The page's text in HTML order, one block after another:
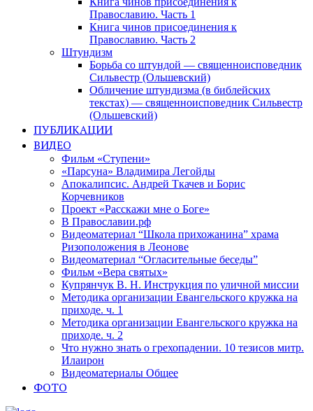
Православию. Часть 1
Книга чинов присоединения к
Православию. Часть 2
Штундизм
Борьба со штундой — священноисповедник
Сильвестр (Ольшевский)
Обличение штундизма (в библейских
текстах) — священноисповедник Сильвестр
(Ольшевский)
ПУБЛИКАЦИИ
ВИДЕО
Фильм «Ступени»
«Парсуна» Владимира Легойды
Апокалипсис. Андрей Ткачев и Борис
Корчевников
Проект «Расскажи мне о Боге»
В Православии.рф
Видеоматериал “Школа прихожанина” храма
Ризоположения в Леонове
Видеоматериал “Огласительные беседы”
Фильм «Вера святых»
Купрянчук В. Н. Инструкция по уличной миссии
Методика организации Евангельского кружка на
приходе. ч. 1
Методика организации Евангельского кружка на
приходе. ч. 2
Что нужно знать о грехопадении. 10 тезисов митр.
Илаирон
Видеоматериалы Общее
ФОТО